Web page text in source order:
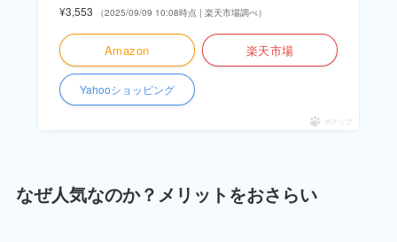
¥3,553
（2025/09/09 10:08時点 | 楽天市場調べ）
Amazon 楽天市場
Yahooショッピング
ポチップ
なぜ人気なのか？メリットをおさらい